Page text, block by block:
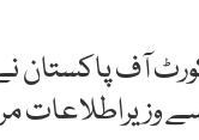
آف پاکستان
وزیراطلاعات